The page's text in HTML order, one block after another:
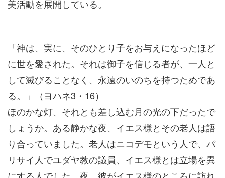
美活動を展開している。
「神は、実に、そのひとり子をお与えになったほど
に世を愛された。それは御子を信じる者が、一人と
して滅びることなく、永遠のいのちを持つためであ
る。」（ヨハネ3・16）
ほのかな灯、それとも差し込む月の光の下だったで
しょうか。ある静かな夜、イエス様とその老人は語
り合っていました。老人はニコデモという人で、パ
リサイ人でユダヤ教の議員、イエス様とは立場を異